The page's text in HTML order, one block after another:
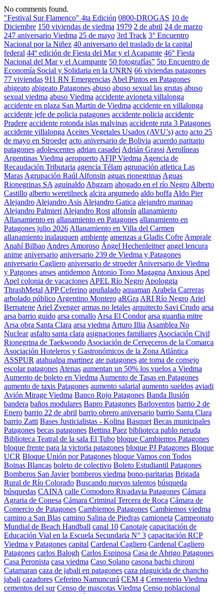
No comments found.
"Festival Sur Flamenco" 4ta Edición 0800-DROGAS 10 de
Diciembre 150 viviendas de viedma 1979 2 de abril 24 de marzo
247 aniversario Viedma 25 de mayo 3rd Track 3° Encuentro
Nacional por la Niñez 40 aniversario del traslado de la capital
federal 44º edición de Fiesta del Mar y el Acapamte 46° Fiesta
Nacional del Mar y el Acampante 50 fotografías” 5to Encuentro de
Economía Social y Solidaria en la UNRN 66 viviendas patagones
77 viviendas 911 RN Emergencias Abel Pintos en Patagones
abigeato abigeato Patagones abuso abuso sexual las grutas abuso
sexual viedma abuso Viedma accidente avioneta villalonga
accidente en plaza San Martin de Viedma accidente en villalonga
accidente jefe de policia patagones accidente policia accidente
Pradere accidente rotonda islas malvinas accidente ruta 3 Patagones
accidente villalonga Aceites Vegetales Usados (AVU’s) acto acto 25
de mayo en Stroeder acto aniversario de Bolivia acuerdo paritario
patagones adolescentes adrian casadei Adrián Grassi Aerolíneas
Argentinas Viedma aeropuerto AFIP Viedma Agencia de
Recaudación Tributaria agencia Télam agrupación atletica Las
Maras Agrupación Raúl Alfonsin aguas rionegrinas Aguas
Rionegrinas SA aguinaldo Ahgzarn ahogado en el río Negro Alberto
Castillo alberto weretilneck alcira argumedo aldo boffa Aldo Pier
Alejandro Alejandro Asis Alejandro Gatica alejandro marinao
Alejandro Palmieri Alejandro Rost alfonsín allanamiento
Allanamiento en allanamiento en Patagones allanamiento en
Patagones julio 2026 Allanamiento en Villa del Carmen
allanamiento inalauquen ambiente amenzas a Gladis Cofre Amprale
Anahí Bilbao Andres Amoroso Ángel Hechenleitner angel lencura
anime aniversario aniversario 239 de Viedma y Patagones
aniversario Cagliero aniversario de stroeder Aniversario de Viedma
y Patgones anses antidemon Antonio Tono Magagna Anxious Apel
Apel colonia de vacaciones APEL Río Negro Apologgia
ThrashMetal APP Ceferino apuñalado aquaman Arabela Carreras
arbolado público Argentino Montero aRGra ARI Río Negro Ariel
Bernatene Ariel Zvenger armas no letales arquitecto Savi Crudo arsa
arsa barrio guido arsa comallo Arsa El Condor arsa guardia mitre
Arsa obra Santa Clara arsa viedma Arturo Illia Asamblea No
Nuclear asfalto santa clara asignaciones familiares Asociación Civil
Rionegrina de Taekwondo Asociación de Cerveceros de la Comarca
Asociación Hoteleros y Gastronómicos de la Zona Atlántica
ASSPUR atahualpa martinez ate patagones ate toma de consejo
escolar patagones Atenas aumentan un 50% los vuelos a Viedma
Aumento de boleto en Viedma Aumento de Tasas en Patagones
aumento de taxis Patagones aumento salarial aumento sueldos aviadi
Avión Mirage Viedma Banco Rojo Patagones Banda Ilusión
bandera baños modulares Bapro Patagones Barloventos barrio 2 de
Enero barrio 22 de abril barrio obrero aniversario barrio Santa Clara
barrio Zatti Bases Justicialistas - Kolina Basquet Becas municipales
Patagones becas patagones Bettina Paez biblioteca pablo neruda
Biblioteca Teatral de la sala El Tubo bloque Cambiemos Patagones
bloque frente para la victoria patagones bloque PJ Patagones Bloque
UCR Bloque Unión por Patagones bloque Vamos con Todos
Boinas Blancas boleto de colectivo Boleto Estudiantil Patagones
Bomberos San Javier bomberos viedma bono-paritarias Brigada
Rural de Río Colorado Buscando nuevos talentos búsqueda
búsquedas CAINA calle Comodoro Rivadavia Patagones Cámara
Agraria de Conesa Cámara Criminal Tercera de Roca Cámara de
Comercio de Patagones Cambiemos Patagones Cambiemos viedma
camino a San Blas camino Salina de Piedras camioneta Campeonato
Mundial de Beach Handball canal 10 Canotaje capacitación de
Educación Vial en la Escuela Secundaria N° 3 capacitación RCP
Viedma y Patagones capital Cardenal Cagliero Cardenal Cagliero
Patagones carlos Balogh Carlos Espinosa Casa de Abrigo Patagones
Casa Peronista casa viedma Caso Solano casona bachi chironi
Catamaran caza de jabali en patagones caza plaguicida de chancho
jabali cazadores Ceferino Namuncurá CEM 4 Cementerio Viedma
cementos del sur Censo de mascotas Viedma Censo poblacional